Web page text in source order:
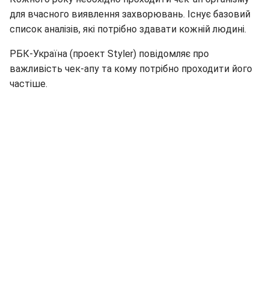
для вчасного виявлення захворювань. Існує базовий
список аналізів, які потрібно здавати кожній людині.
РБК-Україна (проект Styler) повідомляє про
важливість чек-апу та кому потрібно проходити його
частіше.